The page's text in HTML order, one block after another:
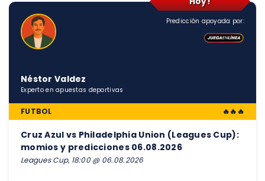
Predicción apoyada por:
Néstor Valdez
Experto en apuestas deportivas
FUTBOL 🔥🔥🔥
Cruz Azul vs Philadelphia Union (Leagues Cup):
momios y predicciones 06.08.2026
Leagues Cup, 18:00 @ 06.08.2026